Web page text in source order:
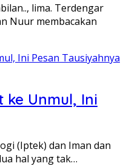
lima. Terdengar
Nuur membacakan
ke Unmul, Ini
(Iptek) dan Iman dan
hal yang tak…